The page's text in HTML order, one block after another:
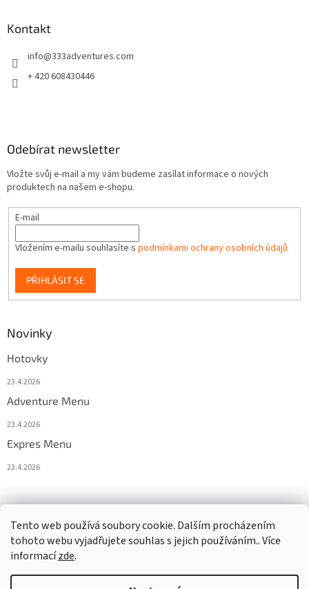
Tento web používá soubory cookie. Dalším procházením
tohoto webu vyjadřujete souhlas s jejich používáním.. Více
informacízde.
Kontakt
info@333adventures.com
+ 420 608430446
Odebírat newsletter
Vložte svůj e-mail a my vám budeme zasílat informace o nových
produktech na našem e-shopu.
E-mail
Vložením e-mailu souhlasíte s podmínkami ochrany osobních údajů
PŘIHLÁSIT SE
Novinky
Hotovky
23.4.2026
Adventure Menu
23.4.2026
Expres Menu
23.4.2026